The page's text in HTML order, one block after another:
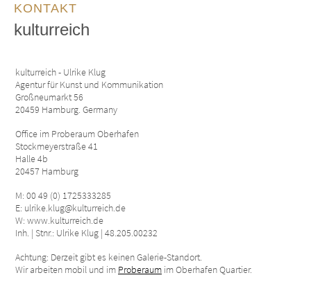
KONTAKT
kulturreich
kulturreich - Ulrike Klug
Agentur für Kunst und Kommunikation
Großneumarkt 56
20459 Hamburg. Germany
Office im Proberaum Oberhafen
Stockmeyerstraße 41
Halle 4b
20457 Hamburg
M: 00 49 (0) 1725333285
E: ulrike.klug@kulturreich.de
W: www.kulturreich.de
Inh. | Stnr.: Ulrike Klug | 48.205.00232
Achtung: Derzeit gibt es keinen Galerie-Standort.
Wir arbeiten mobil und im Proberaum im Oberhafen Quartier.